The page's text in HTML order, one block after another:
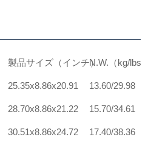
製品サイズ（インチ）N.W.（kg/lbs
25.35x8.86x20.91 13.60/29.98
28.70x8.86x21.22 15.70/34.61
30.51x8.86x24.72 17.40/38.36